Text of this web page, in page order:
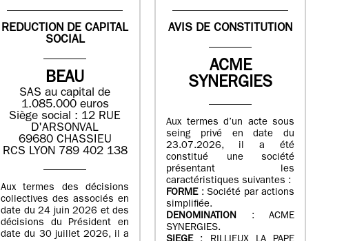
REDUCTION DE CAPITAL
SOCIAL
BEAU
SAS au capital de
1.085.000 euros
Siège social : 12 RUE
D'ARSONVAL
69680 CHASSIEU
RCS LYON 789 402 138
Aux termes des décisions
collectives des associés en
date du 24 juin 2026 et des
décisions du Président en
date du 30 juillet 2026, il a
AVIS DE CONSTITUTION
ACME
SYNERGIES
Aux termes d’un acte sous
seing privé en date du
23.07.2026, il a été
constitué une société
présentant les
caractéristiques suivantes :
FORME: Société par actions
simplifiée.
DENOMINATION : ACME
SYNERGIES.